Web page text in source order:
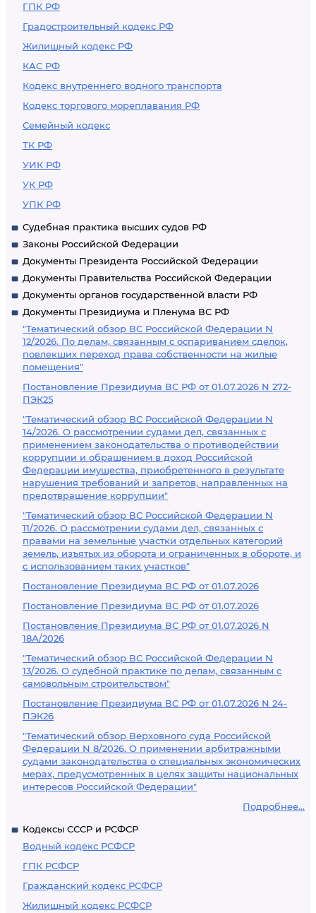
ГПК РФ
Градостроительный кодекс РФ
Жилищный кодекс РФ
КАС РФ
Кодекс внутреннего водного транспорта
Кодекс торгового мореплавания РФ
Семейный кодекс
ТК РФ
УИК РФ
УК РФ
УПК РФ
Судебная практика высших судов РФ
Законы Российской Федерации
Документы Президента Российской Федерации
Документы Правительства Российской Федерации
Документы органов государственной власти РФ
Документы Президиума и Пленума ВС РФ
"Тематический обзор ВС Российской Федерации N
12/2026. По делам, связанным с оспариванием сделок,
повлекших переход права собственности на жилые
помещения"
Постановление Президиума ВС РФ от 01.07.2026 N 272-
ПЭК25
"Тематический обзор ВС Российской Федерации N
14/2026. О рассмотрении судами дел, связанных с
применением законодательства о противодействии
коррупции и обращением в доход Российской
Федерации имущества, приобретенного в результате
нарушения требований и запретов, направленных на
предотвращение коррупции"
"Тематический обзор ВС Российской Федерации N
11/2026. О рассмотрении судами дел, связанных с
правами на земельные участки отдельных категорий
земель, изъятых из оборота и ограниченных в обороте, и
с использованием таких участков"
Постановление Президиума ВС РФ от 01.07.2026
Постановление Президиума ВС РФ от 01.07.2026
Постановление Президиума ВС РФ от 01.07.2026 N
18А/2026
"Тематический обзор ВС Российской Федерации N
13/2026. О судебной практике по делам, связанным с
самовольным строительством"
Постановление Президиума ВС РФ от 01.07.2026 N 24-
ПЭК26
"Тематический обзор Верховного суда Российской
Федерации N 8/2026. О применении арбитражными
судами законодательства о специальных экономических
мерах, предусмотренных в целях защиты национальных
интересов Российской Федерации"
Подробнее...
Кодексы СССР и РСФСР
Водный кодекс РСФСР
ГПК РСФСР
Гражданский кодекс РСФСР
Жилищный кодекс РСФСР